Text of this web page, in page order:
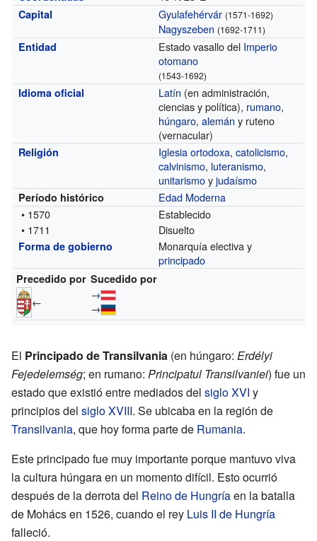
Capital Gyulafehérvár (1571-1692)
Nagyszeben (1692-1711)
Entidad Estado vasallo del Imperio
otomano
(1543-1692)
Idioma oficial Latín (en administración,
ciencias y política), rumano,
húngaro,alemán y ruteno
(vernacular)
Religión Iglesia ortodoxa,catolicismo,
calvinismo, luteranismo,
unitarismoyjudaísmo
Período histórico
Edad Moderna
• 1570
Establecido
• 1711
Disuelto
Forma de gobierno
Monarquía electiva y
principado
Precedido por Sucedido por
←
→
→
El Principado de Transilvania (en húngaro: Erdélyi
Fejedelemség; en rumano: Principatul Transilvaniei) fue un
estado que existió entre mediados del siglo XVI y
principios del siglo XVIII. Se ubicaba en la región de
Transilvania, que hoy forma parte de Rumania.
Este principado fue muy importante porque mantuvo viva
la cultura húngara en un momento difícil. Esto ocurrió
después de la derrota del Reino de Hungríaen la batalla
de Mohács en 1526, cuando el rey Luis II de Hungría
falleció.